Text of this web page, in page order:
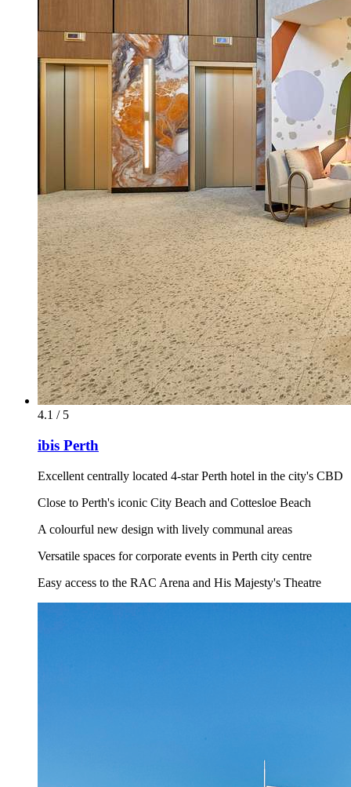
4.1 / 5
ibis Perth
Excellent centrally located 4-star Perth hotel in the city's CBD
Close to Perth's iconic City Beach and Cottesloe Beach
A colourful new design with lively communal areas
Versatile spaces for corporate events in Perth city centre
Easy access to the RAC Arena and His Majesty's Theatre